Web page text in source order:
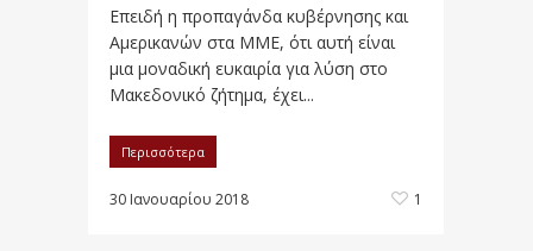
Επειδή η προπαγάνδα κυβέρνησης και
Αμερικανών στα ΜΜΕ, ότι αυτή είναι
μια μοναδική ευκαιρία για λύση στο
Μακεδονικό ζήτημα, έχει...
Περισσότερα
30 Ιανουαρίου 2018 1